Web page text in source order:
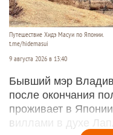
Путешествие Хидэ Масуи по Японии.
t.me/hidemasui
9 августа 2026 в 13:40
Бывший мэр
после окончания
проживает в
виллами в духе